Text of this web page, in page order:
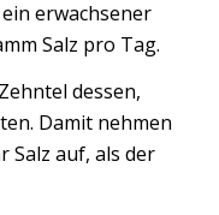
erwachsener
Salz pro Tag.
dessen,
Damit nehmen
Salz auf, als der